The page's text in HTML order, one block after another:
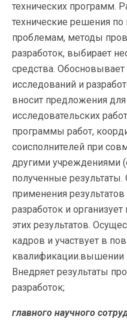
технических программ.
технические решения
проблемам, методы
разработок, выбирает
средства.
исследований и
вносит предложения
исследовательских
программы работ,
соисполнителей при
другими учреждениями
полученные
применения
разработок и
этих результатов.
кадров и участвует в
квалификации.вышении
Внедряет результаты
разработок;
главного научного